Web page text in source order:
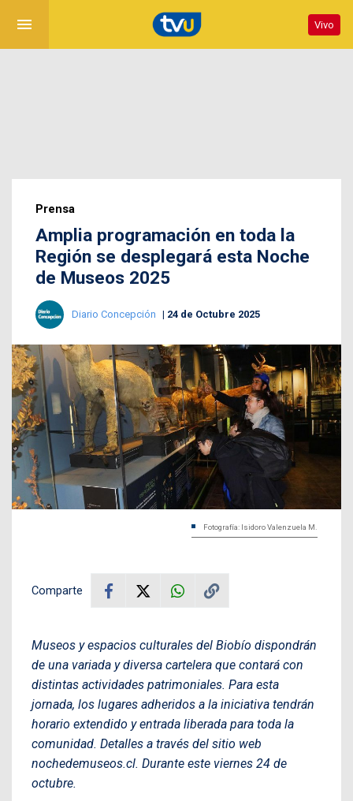
menu Vivo
Prensa
Amplia programación en toda la
Región se desplegará esta Noche
de Museos 2025
Diario Concepción 24 de Octubre 2025
Fotografía: Isidoro Valenzuela M.
Comparte
Museos y espacios culturales del Biobío dispondrán
de una variada y diversa cartelera que contará con
distintas actividades patrimoniales. Para esta
jornada, los lugares adheridos a la iniciativa tendrán
horario extendido y entrada liberada para toda la
comunidad. Detalles a través del sitio web
nochedemuseos.cl. Durante este viernes 24 de
octubre.